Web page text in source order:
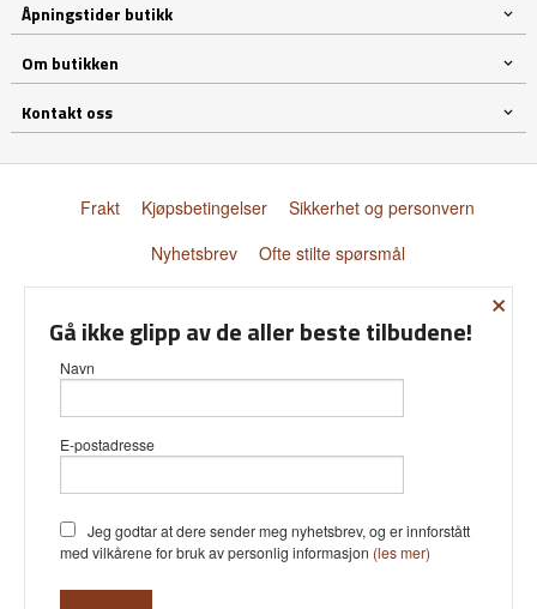
Åpningstider butikk
Om butikken
Kontakt oss
Frakt Kjøpsbetingelser
Sikkerhet og personvern
Nyhetsbrev
Ofte stilte spørsmål
Vår nettbutikk bruker cookies slik at
bruker cookies hovedsaklig til å lagre
innloggingsdetaljer og huske hva du
Fortsett å bruke siden som normalt
×
Gå ikke glipp av de aller beste tilbudene!
Navn
E-postadresse
Jeg godtar at dere sender meg nyhetsbrev, og er innforstått
med vilkårene for bruk av personlig informasjon (les mer)